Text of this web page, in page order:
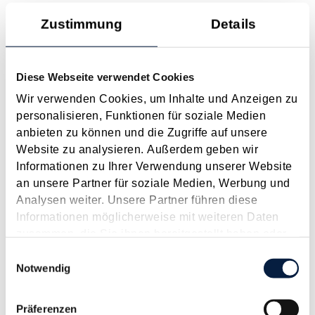
Zustimmung Details
Diese Webseite verwendet Cookies
Wir verwenden Cookies, um Inhalte und Anzeigen zu
personalisieren, Funktionen für soziale Medien
anbieten zu können und die Zugriffe auf unsere
Website zu analysieren. Außerdem geben wir
Informationen zu Ihrer Verwendung unserer Website
an unsere Partner für soziale Medien, Werbung und
Analysen weiter. Unsere Partner führen diese
Informationen möglicherweise mit weiteren Daten
gesammelt haben.
Notwendig
Präferenzen
Anspruch auf Familienbeihilfe bei geschiedenen Eltern
August 2026
Bundesfinanzgericht (GZ RV/7103366/2025 vom 10.02.2026)
hatte sich mit der Frage auseinanderzusetzen, welchem
Elternteil nach einer Scheidung die Familienbeihilfe zusteht,
wenn sich das Kind tatsächlich überwiegend im Haushalt
eines...
drucken
Kapitalzuflüsse aus der Schweiz und aus
März 2016
Rahmen der Kapitalzuflussmeldung sogenannte „